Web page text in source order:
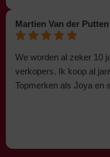
Martien Van der Putten
We worden al zeker 10
verkopers. Ik koop al
Topmerken als Joya en